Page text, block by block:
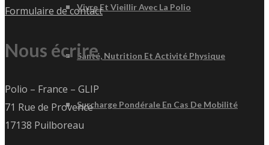
Vivre Et Vieillir Avec La Polio
Santé, Nutrition Et Activité Physique
Surcharge Pondérale En Cas De Mobilité
Formulaire de contact
Nous écrire
Polio – France – GLIP
71 Rue de Provence
17138 Puilboreau